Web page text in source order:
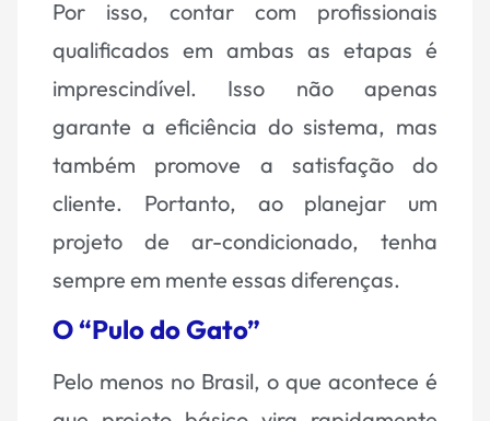
Por isso, contar com profissionais
qualificados em ambas as etapas é
imprescindível. Isso não apenas
garante a eficiência do sistema, mas
também promove a satisfação do
cliente. Portanto, ao planejar um
projeto de ar-condicionado, tenha
sempre em mente essas diferenças.
O “Pulo do Gato”
Pelo menos no Brasil, o que acontece é